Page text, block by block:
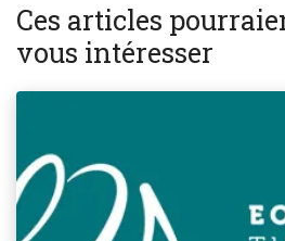
Ces articles
vous intéresser